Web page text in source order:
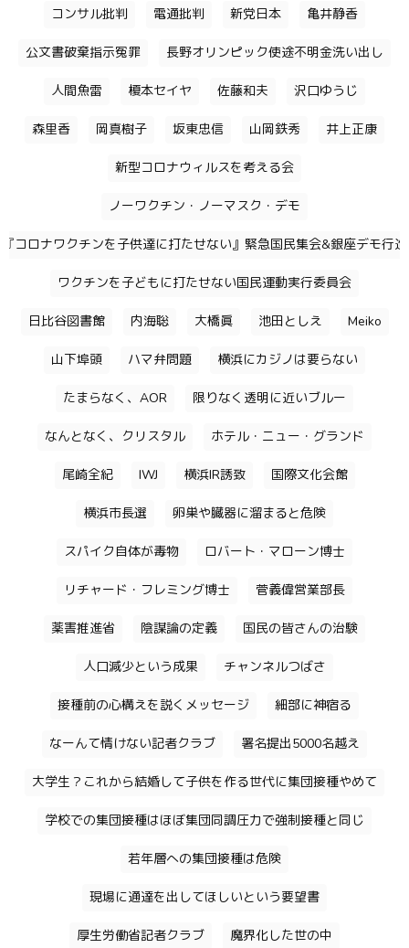
コンサル批判 電通批判 新党日本 亀井静香
公文書破棄指示冤罪 長野オリンピック使途不明金洗い出し
人間魚雷 榎本セイヤ 佐藤和夫 沢口ゆうじ
森里香 岡真樹子 坂東忠信 山岡鉄秀 井上正康
新型コロナウィルスを考える会
ノーワクチン・ノーマスク・デモ
『コロナワクチンを子供達に打たせない』緊急国民集会&銀座デモ行進
ワクチンを子どもに打たせない国民運動実行委員会
日比谷図書館 内海聡 大橋眞 池田としえ Meiko
山下埠頭 ハマ弁問題 横浜にカジノは要らない
たまらなく、AOR 限りなく透明に近いブルー
なんとなく、クリスタル ホテル・ニュー・グランド
尾崎全紀 IWJ 横浜IR誘致 国際文化会館
横浜市長選 卵巣や臓器に溜まると危険
スパイク自体が毒物 ロバート・マローン博士
リチャード・フレミング博士 菅義偉営業部長
薬害推進省 陰謀論の定義 国民の皆さんの治験
人口減少という成果 チャンネルつばさ
接種前の心構えを説くメッセージ 細部に神宿る
なーんて情けない記者クラブ 署名提出5000名越え
大学生？これから結婚して子供を作る世代に集団接種やめて
学校での集団接種はほぼ集団同調圧力で強制接種と同じ
若年層への集団接種は危険
現場に通達を出してほしいという要望書
厚生労働省記者クラブ 魔界化した世の中